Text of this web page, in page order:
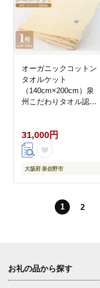
オーガニックコットン
タオルケット
（140cm×200cm）泉
州こだわりタオル認定
31,000円
大阪府 泉佐野市
1 2
お礼の品から探す